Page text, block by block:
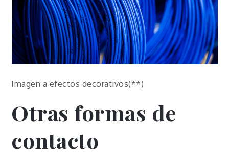
Imagen a efectos decorativos(**)
Otras formas de
contacto